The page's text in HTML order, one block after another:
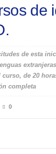
de
de esta
de 20
completa
0